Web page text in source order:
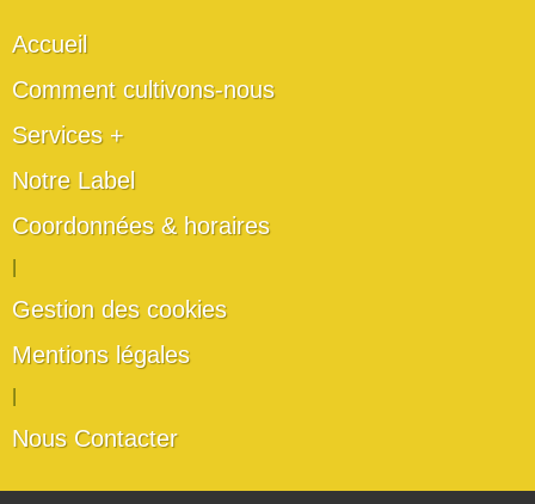
Accueil
Comment cultivons-nous
Services +
Notre Label
Coordonnées & horaires
Gestion des cookies
Mentions légales
Nous Contacter